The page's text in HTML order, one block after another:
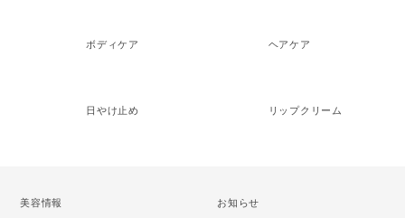
ボディケア ヘアケア
日やけ止め リップクリーム
美容情報 お知らせ